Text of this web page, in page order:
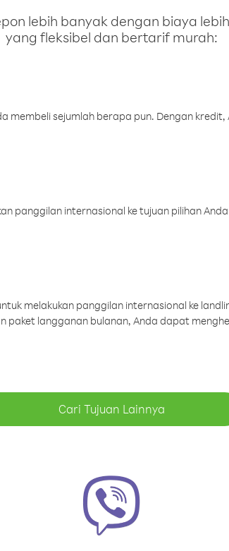
lebih banyak dengan biaya
yang fleksibel dan bertarif murah:
membeli sejumlah berapa pun. Dengan
panggilan internasional ke tujuan pilihan
melakukan panggilan internasional ke
paket langganan bulanan, Anda dapat
Cari Tujuan Lainnya